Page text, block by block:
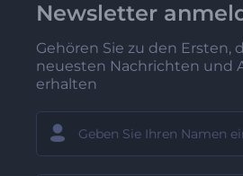
Newsletter
Gehören Sie zu den Ersten,
neuesten Nachrichten und
erhalten